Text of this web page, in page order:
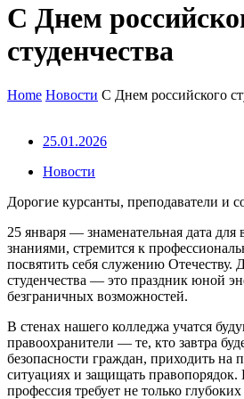
С Днем
студенчества
Home Новости С Днем российского
25.01.2026
Новости
Дорогие курсанты, преподаватели и
25 января — знаменательная дата для
знаниями, стремится к
посвятить себя служению Отечеству.
студенчества — это праздник юной
безграничных возможностей.
В стенах нашего колледжа учатся
правоохранители — те, кто завтра
безопасности граждан, приходить
ситуациях и защищать
профессия требует не только